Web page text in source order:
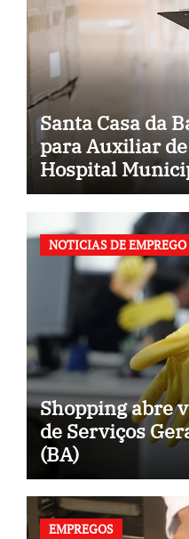
Santa Casa da
para Auxiliar
Hospital
(BA)
NOTICIAS DE EMPREGO
Shopping abre
de Serviços
(BA)
EMPREGOS